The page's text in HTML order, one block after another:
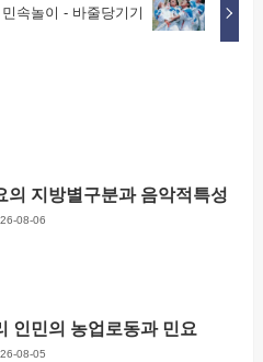
속놀이 - 바줄당기기
의 지방별구분과 음악적특성
08-06
인민의 농업로동과 민요
08-05